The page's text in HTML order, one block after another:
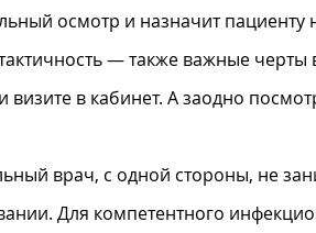
осмотр и назначит
— также важные
в кабинет. А заодно
врач, с одной стороны, не
Для компетентного